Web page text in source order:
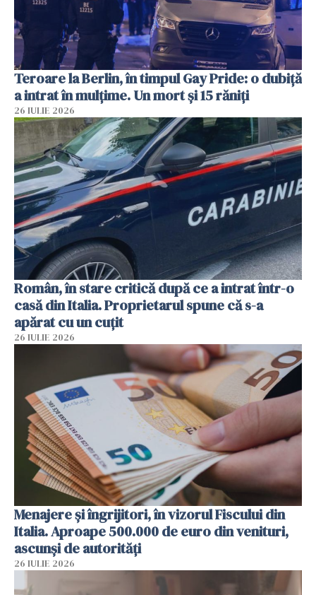
Teroare la Berlin, în timpul Gay Pride: o dubiță
a intrat în mulțime. Un mort și 15 răniți
26 IULIE 2026
Român, în stare critică după ce a intrat într-o
casă din Italia. Proprietarul spune că s-a
apărat cu un cuțit
26 IULIE 2026
Menajere și îngrijitori, în vizorul Fiscului din
Italia. Aproape 500.000 de euro din venituri,
ascunși de autorități
26 IULIE 2026